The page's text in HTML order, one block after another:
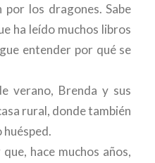
por los dragones. Sabe
ha leído muchos libros
entender por qué se
verano, Brenda y sus
rural, donde también
hace muchos años,